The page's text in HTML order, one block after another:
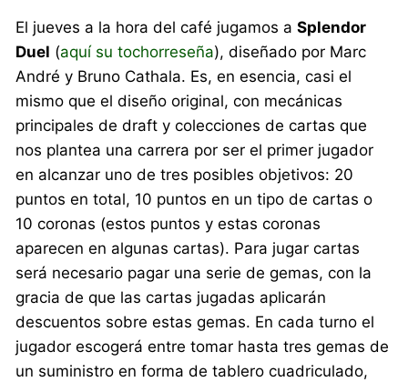
El jueves a la hora del café jugamos aSplendor
Duel (aquí su tochorreseña), diseñado por Marc
André y Bruno Cathala. Es, en esencia, casi el
mismo que el diseño original, con mecánicas
principales de draft y colecciones de cartas que
nos plantea una carrera por ser el primer jugador
en alcanzar uno de tres posibles objetivos: 20
puntos en total, 10 puntos en un tipo de cartas o
10 coronas (estos puntos y estas coronas
aparecen en algunas cartas). Para jugar cartas
será necesario pagar una serie de gemas, con la
gracia de que las cartas jugadas aplicarán
descuentos sobre estas gemas. En cada turno el
jugador escogerá entre tomar hasta tres gemas de
un suministro en forma de tablero cuadriculado,